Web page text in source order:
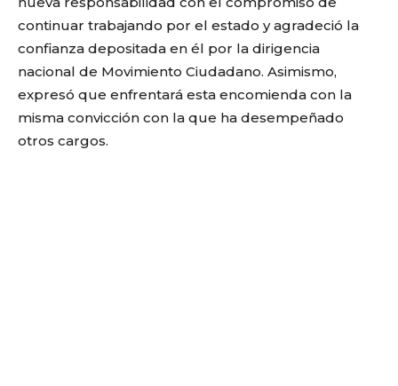
continuar trabajando por el estado y agradeció la
confianza depositada en él por la dirigencia
nacional de Movimiento Ciudadano. Asimismo,
expresó que enfrentará esta encomienda con la
misma convicción con la que ha desempeñado
otros cargos.